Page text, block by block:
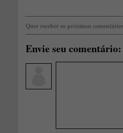
Quer receber os próximos
Envie seu comentário: